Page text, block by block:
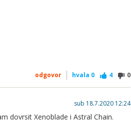
odgovor hvala 0 4 0
sub 18.7.2020 12:24
dovrsit Xenoblade i Astral Chain.